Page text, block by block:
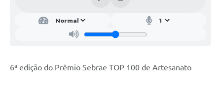
Requerimento
Arquivos para Download
6ª edição do Prêmio Sebrae TOP 100 de Artesanato